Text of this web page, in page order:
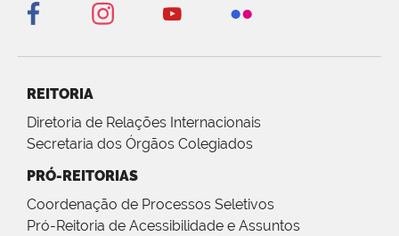
REITORIA
Diretoria de Relações Internacionais
Secretaria dos Órgãos Colegiados
PRÓ-REITORIAS
Coordenação de Processos Seletivos
Pró-Reitoria de Acessibilidade e Assuntos